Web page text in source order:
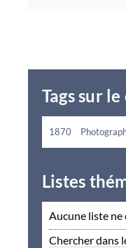
Tags sur
1870
Listes
Aucune liste
Chercher dans